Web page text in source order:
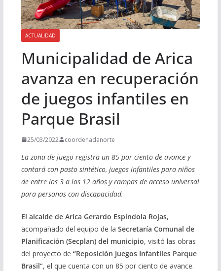
ACTUALIDAD
Municipalidad de Arica
avanza en recuperación
de juegos infantiles en
Parque Brasil
25/03/2022 coordenadanorte
La zona de juego registra un 85 por ciento de avance y
contará con pasto sintético, juegos infantiles para niños
de entre los 3 a los 12 años y rampas de acceso universal
para personas con discapacidad.
El alcalde de Arica Gerardo Espíndola Rojas,
acompañado del equipo de la Secretaría Comunal de
Planificación (Secplan) del municipio, visitó las obras
del proyecto de “Reposición Juegos Infantiles Parque
Brasil”, el que cuenta con un 85 por ciento de avance.